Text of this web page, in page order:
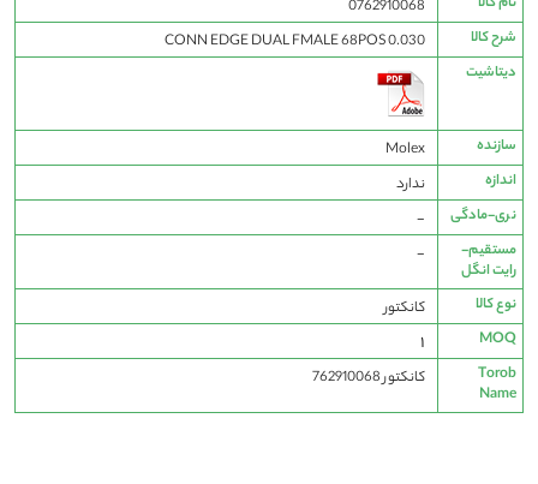
فنی
0762910068
شرح کالا
CONN EDGE DUAL FMALE 68POS 0.030
دیتاشیت
سازنده
Molex
اندازه
ندارد
نری-مادگی
-
مستقیم-
رایت انگل
-
نوع کالا
کانکتور
MOQ
1
Torob
Name
کانکتور 762910068